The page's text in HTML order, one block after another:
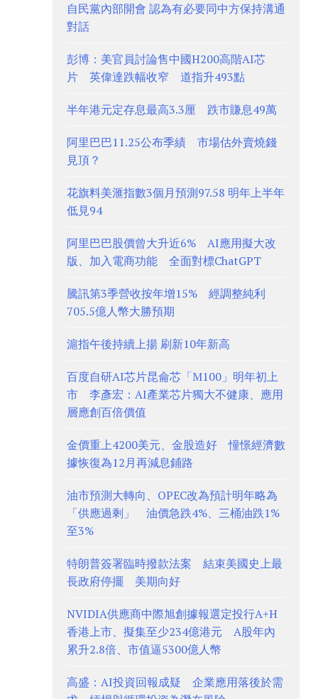
自民黨內部開會 認為有必要同中方保持溝通
對話
彭博：美官員討論售中國H200高階AI芯
片 英偉達跌幅收窄 道指升493點
半年港元定存息最高3.3厘 跌市賺息49萬
阿里巴巴11.25公布季績 市場估外賣燒錢
見頂？
花旗料美滙指數3個月預測97.58 明年上半年
低見94
阿里巴巴股價曾大升近6% AI應用擬大改
版、加入電商功能 全面對標ChatGPT
騰訊第3季營收按年增15% 經調整純利
705.5億人幣大勝預期
滬指午後持續上揚 刷新10年新高
百度自研AI芯片昆侖芯「M100」明年初上
市 李彥宏：AI產業芯片獨大不健康、應用
層應創百倍價值
金價重上4200美元、金股造好 憧憬經濟數
據恢復為12月再減息鋪路
油市預測大轉向、OPEC改為預計明年略為
「供應過剩」 油價急跌4%、三桶油跌1%
至3%
特朗普簽署臨時撥款法案 結束美國史上最
長政府停擺 美期向好
NVIDIA供應商中際旭創據報選定投行A+H
香港上市、擬集至少234億港元 A股年內
累升2.8倍、市值逼5300億人幣
高盛：AI投資回報成疑 企業應用落後於需